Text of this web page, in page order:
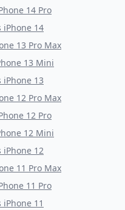
14 Pro
iPhone 14
13 Pro Max
13 Mini
iPhone 13
12 Pro Max
12 Pro
12 Mini
iPhone 12
11 Pro Max
11 Pro
iPhone 11